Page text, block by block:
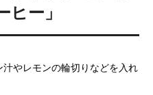
ヒー」
やレモンの輪切りなどを入れ